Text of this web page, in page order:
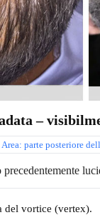
–
Area: parte posteriore
del vortice (vertex).